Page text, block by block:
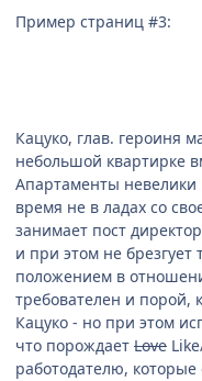
Пример страниц #3:
Кацуко, глав. героиня
небольшой квартирке
Апартаменты невелики
время не в ладах со
занимает пост
и при этом не брезгует
положением в
требователен и порой,
Кацуко - но при этом
что порождает Love
работодателю,